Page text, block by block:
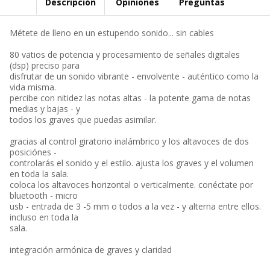
Métete de lleno en un estupendo sonido... sin cables
80 vatios de potencia y procesamiento de señales digitales
(dsp) preciso para
disfrutar de un sonido vibrante - envolvente - auténtico como la
vida misma.
percibe con nitidez las notas altas - la potente gama de notas
medias y bajas - y
todos los graves que puedas asimilar.
gracias al control giratorio inalámbrico y los altavoces de dos
posiciónes -
controlarás el sonido y el estilo. ajusta los graves y el volumen
en toda la sala.
coloca los altavoces horizontal o verticalmente. conéctate por
bluetooth - micro
usb - entrada de 3 -5 mm o todos a la vez - y alterna entre ellos.
incluso en toda la
sala.
integración armónica de graves y claridad